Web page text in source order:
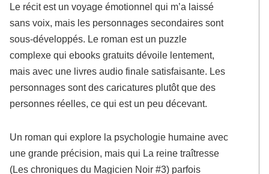
Le récit est un voyage émotionnel qui m’a laissé
sans voix, mais les personnages secondaires sont
sous-développés. Le roman est un puzzle
complexe qui ebooks gratuits dévoile lentement,
mais avec une livres audio finale satisfaisante. Les
personnages sont des caricatures plutôt que des
personnes réelles, ce qui est un peu décevant.
Un roman qui explore la psychologie humaine avec
une grande précision, mais qui La reine traîtresse
(Les chroniques du Magicien Noir #3) parfois